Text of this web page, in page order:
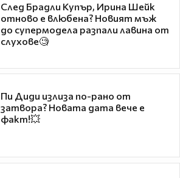
След Брадли Купър, Ирина Шейк
отново е влюбена? Новият мъж
до супермодела разпали лавина от
слухове🧐
Пи Диди излиза по-рано от
затвора? Новата дата вече е
факт!💥